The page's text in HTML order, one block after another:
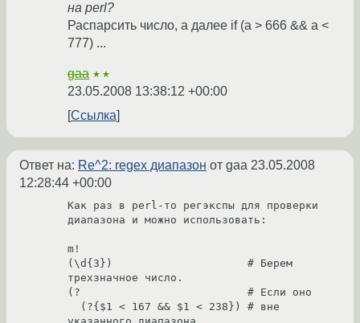
на perl?
Распарсить число, а далее if (a > 666 && a <
777) ...
gaa ★★
23.05.2008 13:38:12 +00:00
Ссылка
Ответ на: Re^2: regex диапазон от gaa 23.05.2008
12:28:44 +00:00
Как раз в perl-то регэкспы для проверки
диапазона и можно использовать:
m!
(\d{3})                     # Берем
трехзначное число.
(?                          # Если оно